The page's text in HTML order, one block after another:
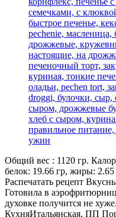
Общий вес : 1120 гр.
белок: 19.66 гр, жиры:
Распечатать рецепт
Готовила в
духовке получится не
КухняИтальянская, ПП